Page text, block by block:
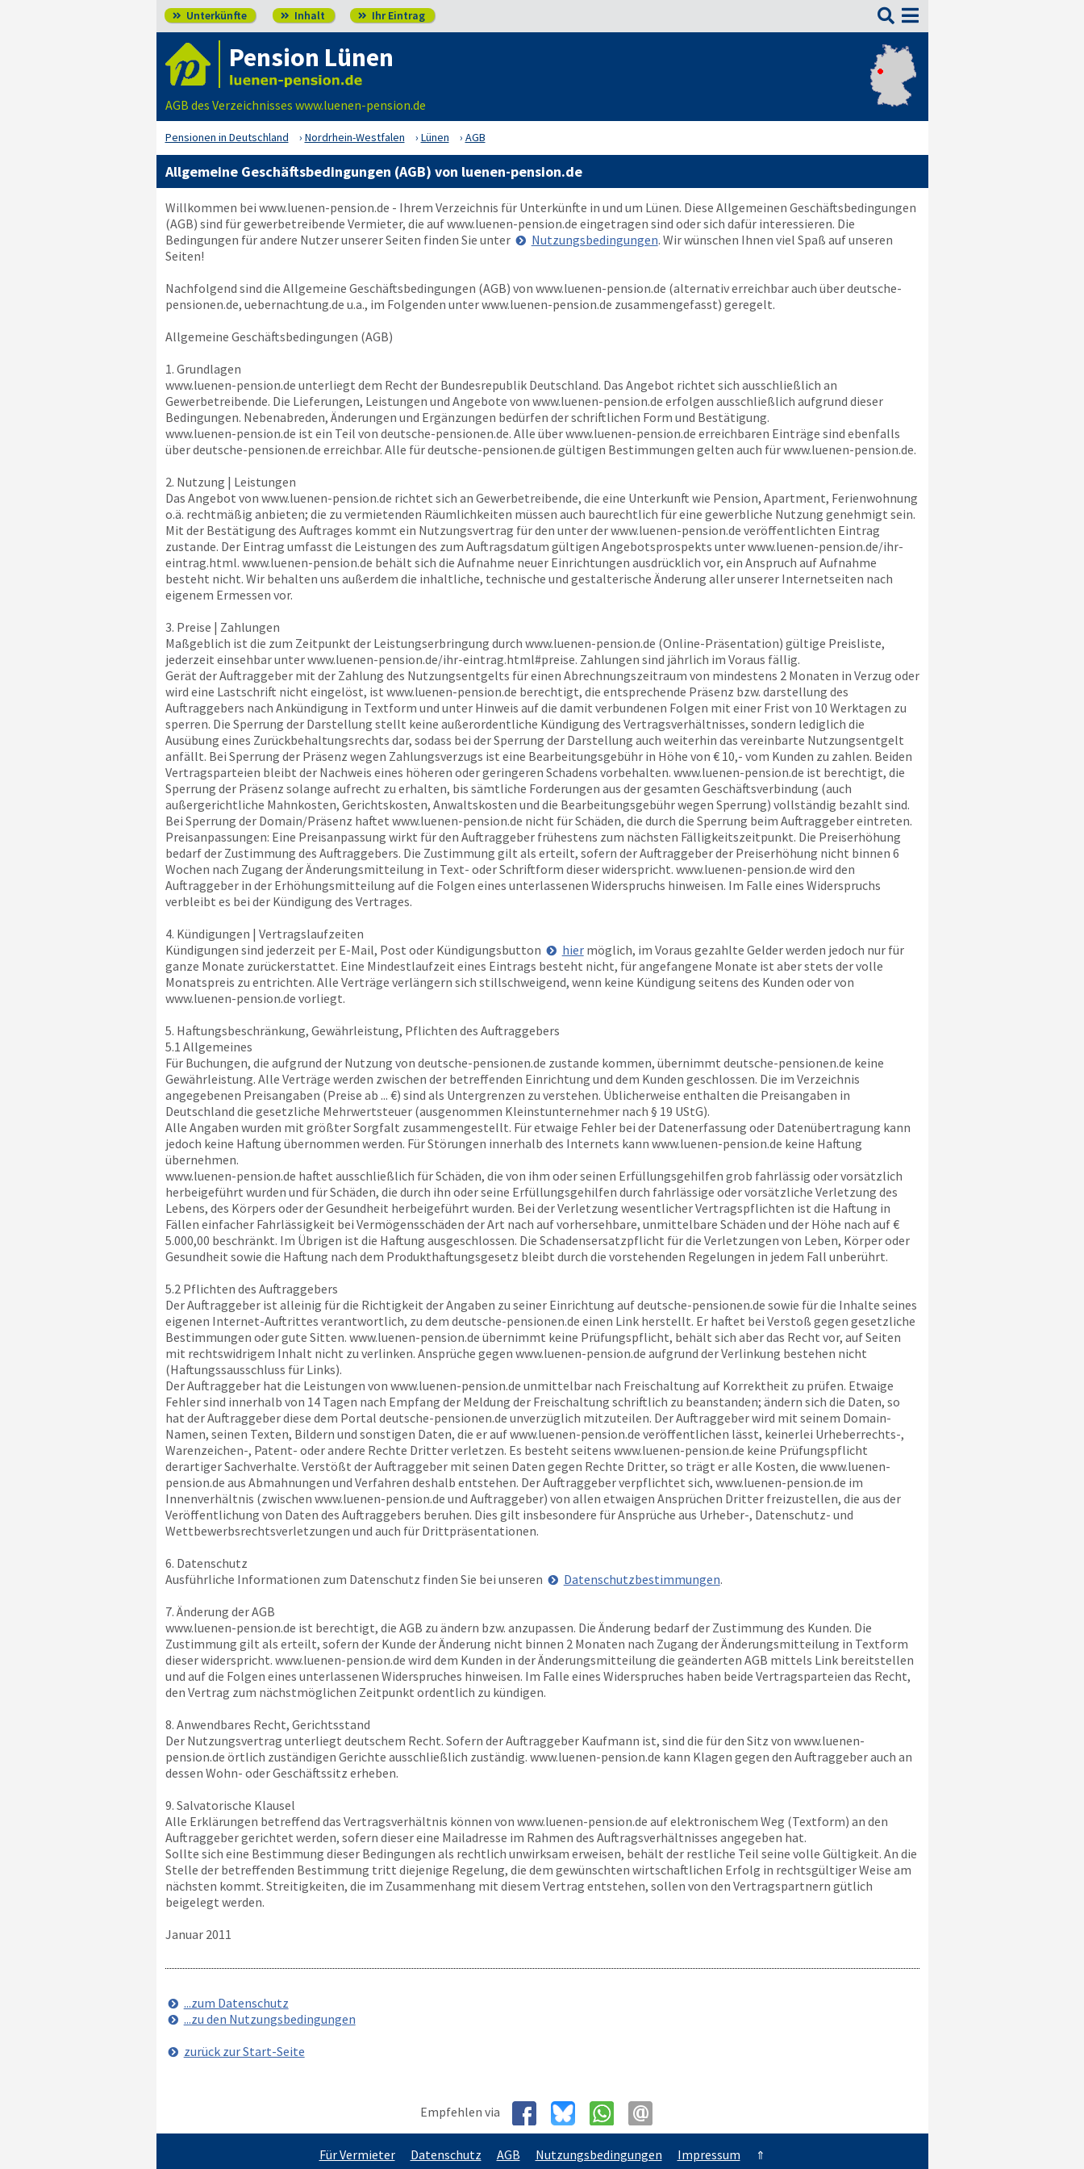
 Unterkünfte  Inhalt  Ihr Eintrag 
Pension Lünen
AGB des Verzeichnisses www.luenen-pension.de
Pensionen in Deutschland Nordrhein-Westfalen Lünen AGB
Allgemeine Geschäftsbedingungen (AGB) von luenen-pension.de
Willkommen bei www.luenen-pension.de - Ihrem Verzeichnis für Unterkünfte in und um Lünen. Diese Allgemeinen Geschäftsbedingungen
(AGB) sind für gewerbetreibende Vermieter, die aufwww.luenen-pension.de eingetragen sind oder sich dafür interessieren. Die
Bedingungen für andere Nutzer unserer Seiten finden Sie unter
Nutzungsbedingungen. Wir wünschen Ihnen viel Spaß auf unseren
Seiten!
Nachfolgend sind die Allgemeine Geschäftsbedingungen (AGB) von www.luenen-pension.de (alternativ erreichbar auch überdeutsche-
pensionen.de, uebernachtung.de u.a., im Folgenden unterwww.luenen-pension.de zusammengefasst) geregelt.
Allgemeine Geschäftsbedingungen (AGB)
1. Grundlagen
www.luenen-pension.de unterliegt dem Recht der Bundesrepublik Deutschland. Das Angebot richtet sich ausschließlich an
Gewerbetreibende. Die Lieferungen, Leistungen und Angebote von www.luenen-pension.de erfolgen ausschließlich aufgrund dieser
Bedingungen. Nebenabreden, Änderungen und Ergänzungen bedürfen der schriftlichen Form und Bestätigung.
www.luenen-pension.de ist ein Teil von deutsche-pensionen.de. Alle überwww.luenen-pension.de erreichbaren Einträge sind ebenfalls
überdeutsche-pensionen.de erreichbar. Alle fürdeutsche-pensionen.de gültigen Bestimmungen gelten auch fürwww.luenen-pension.de.
2. Nutzung | Leistungen
Das Angebot von www.luenen-pension.de richtet sich an Gewerbetreibende, die eine Unterkunft wie Pension, Apartment, Ferienwohnung
o.ä. rechtmäßig anbieten; die zu vermietenden Räumlichkeiten müssen auch baurechtlich für eine gewerbliche Nutzung genehmigt sein.
Mit der Bestätigung des Auftrages kommt ein Nutzungsvertrag für den unter derwww.luenen-pension.de veröffentlichten Eintrag
zustande. Der Eintrag umfasst die Leistungen des zum Auftragsdatum gültigen Angebotsprospekts unterwww.luenen-pension.de/ihr-
eintrag.html. www.luenen-pension.de behält sich die Aufnahme neuer Einrichtungen ausdrücklich vor, ein Anspruch auf Aufnahme
besteht nicht. Wir behalten uns außerdem die inhaltliche, technische und gestalterische Änderung aller unserer Internetseiten nach
eigenem Ermessen vor.
3. Preise | Zahlungen
Maßgeblich ist die zum Zeitpunkt der Leistungserbringung durch www.luenen-pension.de (Online-Präsentation) gültige Preisliste,
jederzeit einsehbar unterwww.luenen-pension.de/ihr-eintrag.html#preise. Zahlungen sind jährlich im Voraus fällig.
Gerät der Auftraggeber mit der Zahlung des Nutzungsentgelts für einen Abrechnungszeitraum von mindestens 2 Monaten in Verzug oder
wird eine Lastschrift nicht eingelöst, ist www.luenen-pension.de berechtigt, die entsprechende Präsenz bzw. darstellung des
Auftraggebers nach Ankündigung in Textform und unter Hinweis auf die damit verbundenen Folgen mit einer Frist von 10 Werktagen zu
sperren. Die Sperrung der Darstellung stellt keine außerordentliche Kündigung des Vertragsverhältnisses, sondern lediglich die
Ausübung eines Zurückbehaltungsrechts dar, sodass bei der Sperrung der Darstellung auch weiterhin das vereinbarte Nutzungsentgelt
anfällt. Bei Sperrung der Präsenz wegen Zahlungsverzugs ist eine Bearbeitungsgebühr in Höhe von € 10,- vom Kunden zu zahlen. Beiden
Vertragsparteien bleibt der Nachweis eines höheren oder geringeren Schadens vorbehalten. www.luenen-pension.de ist berechtigt, die
Sperrung der Präsenz solange aufrecht zu erhalten, bis sämtliche Forderungen aus der gesamten Geschäftsverbindung (auch
außergerichtliche Mahnkosten, Gerichtskosten, Anwaltskosten und die Bearbeitungsgebühr wegen Sperrung) vollständig bezahlt sind.
Bei Sperrung der Domain/Präsenz haftet www.luenen-pension.de nicht für Schäden, die durch die Sperrung beim Auftraggeber eintreten.
Preisanpassungen: Eine Preisanpassung wirkt für den Auftraggeber frühestens zum nächsten Fälligkeitszeitpunkt. Die Preiserhöhung
bedarf der Zustimmung des Auftraggebers. Die Zustimmung gilt als erteilt, sofern der Auftraggeber der Preiserhöhung nicht binnen 6
Wochen nach Zugang der Änderungsmitteilung in Text- oder Schriftform dieser widerspricht. www.luenen-pension.de wird den
Auftraggeber in der Erhöhungsmitteilung auf die Folgen eines unterlassenen Widerspruchs hinweisen. Im Falle eines Widerspruchs
verbleibt es bei der Kündigung des Vertrages.
4. Kündigungen | Vertragslaufzeiten
Kündigungen sind jederzeit per E-Mail, Post oder Kündigungsbutton
hiermöglich, im Voraus gezahlte Gelder werden jedoch nur für
ganze Monate zurückerstattet. Eine Mindestlaufzeit eines Eintrags besteht nicht, für angefangene Monate ist aber stets der volle
Monatspreis zu entrichten. Alle Verträge verlängern sich stillschweigend, wenn keine Kündigung seitens des Kunden oder von
www.luenen-pension.de vorliegt.
5. Haftungsbeschränkung, Gewährleistung, Pflichten des Auftraggebers
5.1 Allgemeines
Für Buchungen, die aufgrund der Nutzung von deutsche-pensionen.de zustande kommen, übernimmt deutsche-pensionen.de keine
Gewährleistung. Alle Verträge werden zwischen der betreffenden Einrichtung und dem Kunden geschlossen. Die im Verzeichnis
angegebenen Preisangaben (Preise ab ... €) sind als Untergrenzen zu verstehen. Üblicherweise enthalten die Preisangaben in
Deutschland die gesetzliche Mehrwertsteuer (ausgenommen Kleinstunternehmer nach § 19 UStG).
Alle Angaben wurden mit größter Sorgfalt zusammengestellt. Für etwaige Fehler bei der Datenerfassung oder Datenübertragung kann
jedoch keine Haftung übernommen werden. Für Störungen innerhalb des Internets kann www.luenen-pension.de keine Haftung
übernehmen.
www.luenen-pension.de haftet ausschließlich für Schäden, die von ihm oder seinen Erfüllungsgehilfen grob fahrlässig oder vorsätzlich
herbeigeführt wurden und für Schäden, die durch ihn oder seine Erfüllungsgehilfen durch fahrlässige oder vorsätzliche Verletzung des
Lebens, des Körpers oder der Gesundheit herbeigeführt wurden. Bei der Verletzung wesentlicher Vertragspflichten ist die Haftung in
Fällen einfacher Fahrlässigkeit bei Vermögensschäden der Art nach auf vorhersehbare, unmittelbare Schäden und der Höhe nach auf €
5.000,00 beschränkt. Im Übrigen ist die Haftung ausgeschlossen. Die Schadensersatzpflicht für die Verletzungen von Leben, Körper oder
Gesundheit sowie die Haftung nach dem Produkthaftungsgesetz bleibt durch die vorstehenden Regelungen in jedem Fall unberührt.
5.2 Pflichten des Auftraggebers
Der Auftraggeber ist alleinig für die Richtigkeit der Angaben zu seiner Einrichtung aufdeutsche-pensionen.de sowie für die Inhalte seines
eigenen Internet-Auftrittes verantwortlich, zu dem deutsche-pensionen.de einen Link herstellt. Er haftet bei Verstoß gegen gesetzliche
Bestimmungen oder gute Sitten. www.luenen-pension.de übernimmt keine Prüfungspflicht, behält sich aber das Recht vor, auf Seiten
mit rechtswidrigem Inhalt nicht zu verlinken. Ansprüche gegen www.luenen-pension.de aufgrund der Verlinkung bestehen nicht
(Haftungssausschluss für Links).
Der Auftraggeber hat die Leistungen von www.luenen-pension.de unmittelbar nach Freischaltung auf Korrektheit zu prüfen. Etwaige
Fehler sind innerhalb von 14 Tagen nach Empfang der Meldung der Freischaltung schriftlich zu beanstanden; ändern sich die Daten, so
hat der Auftraggeber diese dem Portal deutsche-pensionen.de unverzüglich mitzuteilen. Der Auftraggeber wird mit seinem Domain-
Namen, seinen Texten, Bildern und sonstigen Daten, die er aufwww.luenen-pension.de veröffentlichen lässt, keinerlei Urheberrechts-,
Warenzeichen-, Patent- oder andere Rechte Dritter verletzen. Es besteht seitens www.luenen-pension.de keine Prüfungspflicht
derartiger Sachverhalte. Verstößt der Auftraggeber mit seinen Daten gegen Rechte Dritter, so trägt er alle Kosten, die www.luenen-
pension.de aus Abmahnungen und Verfahren deshalb entstehen. Der Auftraggeber verpflichtet sich, www.luenen-pension.de im
Innenverhältnis (zwischen www.luenen-pension.de und Auftraggeber) von allen etwaigen Ansprüchen Dritter freizustellen, die aus der
Veröffentlichung von Daten des Auftraggebers beruhen. Dies gilt insbesondere für Ansprüche aus Urheber-, Datenschutz- und
Wettbewerbsrechtsverletzungen und auch für Drittpräsentationen.
6. Datenschutz
Ausführliche Informationen zum Datenschutz finden Sie bei unseren
Datenschutzbestimmungen.
7. Änderung der AGB
www.luenen-pension.de ist berechtigt, die AGB zu ändern bzw. anzupassen. Die Änderung bedarf der Zustimmung des Kunden. Die
Zustimmung gilt als erteilt, sofern der Kunde der Änderung nicht binnen 2 Monaten nach Zugang der Änderungsmitteilung in Textform
dieser widerspricht. www.luenen-pension.de wird dem Kunden in der Änderungsmitteilung die geänderten AGB mittels Link bereitstellen
und auf die Folgen eines unterlassenen Widerspruches hinweisen. Im Falle eines Widerspruches haben beide Vertragsparteien das Recht,
den Vertrag zum nächstmöglichen Zeitpunkt ordentlich zu kündigen.
8. Anwendbares Recht, Gerichtsstand
Der Nutzungsvertrag unterliegt deutschem Recht. Sofern der Auftraggeber Kaufmann ist, sind die für den Sitz von www.luenen-
pension.de örtlich zuständigen Gerichte ausschließlich zuständig. www.luenen-pension.de kann Klagen gegen den Auftraggeber auch an
dessen Wohn- oder Geschäftssitz erheben.
9. Salvatorische Klausel
Alle Erklärungen betreffend das Vertragsverhältnis können von www.luenen-pension.de auf elektronischem Weg (Textform) an den
Auftraggeber gerichtet werden, sofern dieser eine Mailadresse im Rahmen des Auftragsverhältnisses angegeben hat.
Sollte sich eine Bestimmung dieser Bedingungen als rechtlich unwirksam erweisen, behält der restliche Teil seine volle Gültigkeit. An die
Stelle der betreffenden Bestimmung tritt diejenige Regelung, die dem gewünschten wirtschaftlichen Erfolg in rechtsgültiger Weise am
nächsten kommt. Streitigkeiten, die im Zusammenhang mit diesem Vertrag entstehen, sollen von den Vertragspartnern gütlich
beigelegt werden.
Januar 2011
...zum Datenschutz
...zu den Nutzungsbedingungen
zurück zur Start-Seite
Empfehlen via
Für Vermieter Datenschutz AGB Nutzungsbedingungen Impressum ⇑